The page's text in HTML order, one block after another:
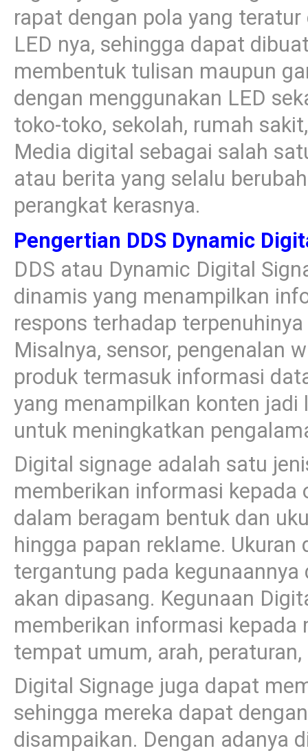
rapat dengan pola yang
LED nya, sehingga dapat
membentuk tulisan maupun
dengan menggunakan LED
toko-toko, sekolah, rumah
Media digital sebagai salah
atau berita yang selalu
perangkat kerasnya.
Pengertian DDS Dynamic
DDS atau Dynamic Digital
dinamis yang menampilkan
respons terhadap
Misalnya, sensor, pengenalan
produk termasuk informasi
yang menampilkan konten
untuk meningkatkan
Digital signage adalah satu
memberikan informasi kepada
dalam beragam bentuk dan
hingga papan reklame.
tergantung pada
akan dipasang. Kegunaan
memberikan informasi
tempat umum, arah,
Digital Signage juga dapat
sehingga mereka dapat
disampaikan. Dengan adanya